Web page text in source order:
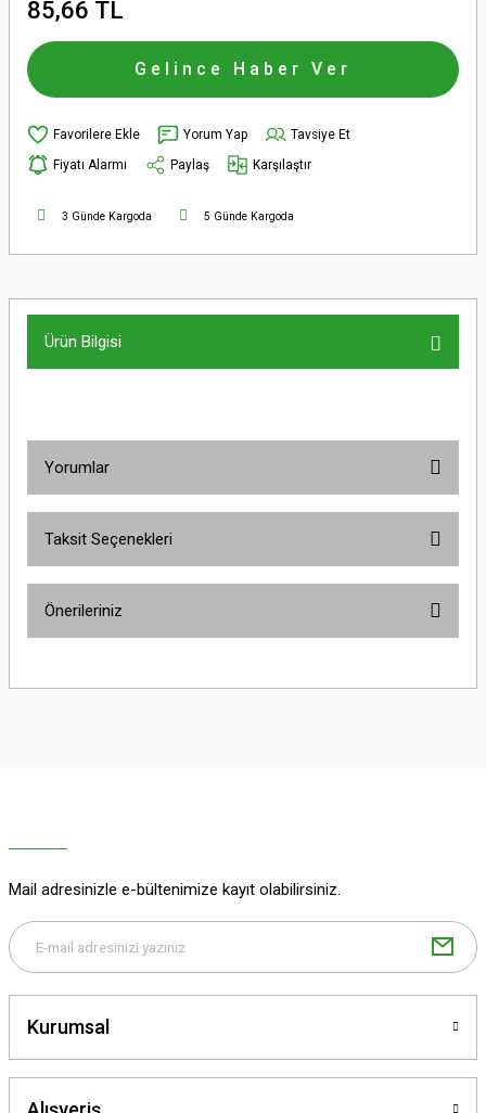
85,66 TL
Gelince Haber Ver
Yorum Yap
Tavsiye Et
Fiyatı Alarmı
Paylaş Karşılaştır
3 Günde Kargoda 5 Günde Kargoda
Ürün Bilgisi
Yorumlar
Taksit Seçenekleri
Önerileriniz
yetersiz gördüğünüz noktaları öneri formunu kullanarak tarafımıza
Bu ürüne benzer farklı alternatifler olmalı.
Mail adresinizle e-bültenimize kayıt olabilirsiniz.
Kurumsal